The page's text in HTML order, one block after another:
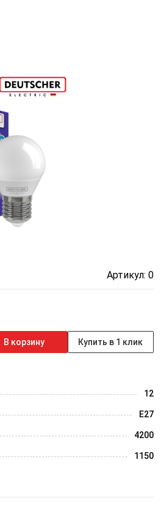
Артикул: 0
12
Е27
4200
1150
В корзину Купить в 1 клик